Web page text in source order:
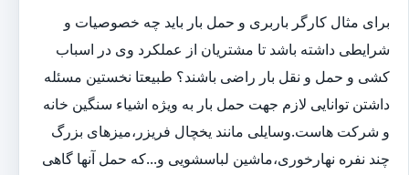
برای مثال کارگر باربری و حمل بار باید چه خصوصیات و
شرایطی داشته باشد تا مشتریان از عملکرد وی در اسباب
کشی و حمل و نقل بار راضی باشند؟ طبیعتا نخستین مسئله
داشتن توانایی لازم جهت حمل بار به ویژه اشیاء سنگین خانه
و شرکت هاست.وسایلی مانند یخچال فریزر،میزهای بزرگ
چند نفره نهارخوری،ماشین لباسشویی و...که حمل آنها گاهی